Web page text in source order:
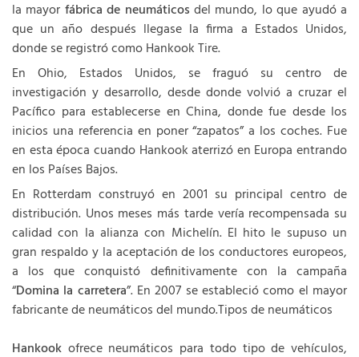
la mayor fábrica de neumáticos del mundo, lo que ayudó a
que un año después llegase la firma a Estados Unidos,
donde se registró como Hankook Tire.
En Ohio, Estados Unidos, se fraguó su centro de
investigación y desarrollo, desde donde volvió a cruzar el
Pacífico para establecerse en China, donde fue desde los
inicios una referencia en poner “zapatos” a los coches. Fue
en esta época cuando Hankook aterrizó en Europa entrando
en los Países Bajos.
En Rotterdam construyó en 2001 su principal centro de
distribución. Unos meses más tarde vería recompensada su
calidad con la alianza con Michelín. El hito le supuso un
gran respaldo y la aceptación de los conductores europeos,
a los que conquistó definitivamente con la campaña
“Domina la carretera”. En 2007 se estableció como el mayor
fabricante de neumáticos del mundo.Tipos de neumáticos
Hankook ofrece neumáticos para todo tipo de vehículos,